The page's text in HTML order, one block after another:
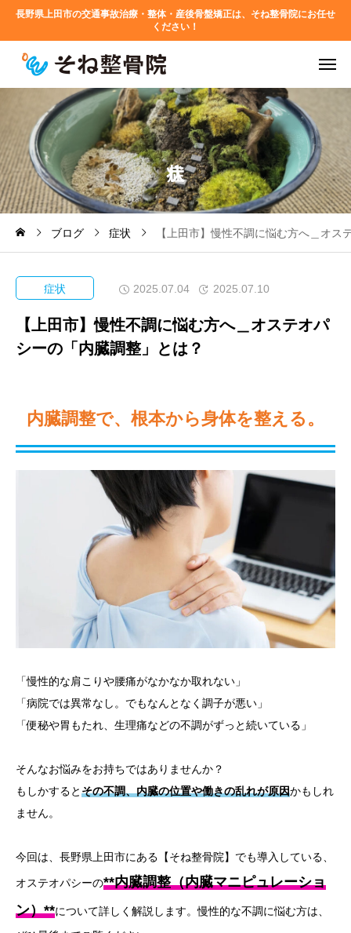
長野県上田市の交通事故治療・整体・産後骨盤矯正は、そね整骨院にお任せ
ください！
ブログ 症状 【上田市】慢性不調に悩む方へ＿オ
症状 2025.07.04 2025.07.10
【上田市】慢性不調に悩む方へ＿オステオパ
シーの「内臓調整」とは？
内臓調整で、根本から身体を整える。
「慢性的な肩こりや腰痛がなかなか取れない」
「病院では異常なし。でもなんとなく調子が悪い」
「便秘や胃もたれ、生理痛などの不調がずっと続いている」
そんなお悩みをお持ちではありませんか？
もしかするとその不調、内臓の位置や働きの乱れが原因かもしれ
ません。
今回は、長野県上田市にある【そね整骨院】でも導入している、
オステオパシーの**内臓調整（内臓マニピュレーショ
ン）**について詳しく解説します。慢性的な不調に悩む方は、